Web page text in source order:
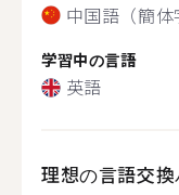
中国語（簡体
学習中の言語
英語
理想の言語交